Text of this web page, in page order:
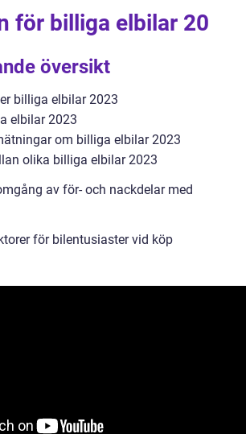
för billiga elbilar 20
översikt
billiga elbilar 2023
elbilar 2023
om billiga elbilar 2023
olika billiga elbilar 2023
av för- och nackdelar med
för bilentusiaster vid köp